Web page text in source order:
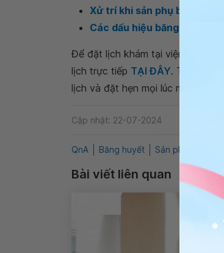
Xử trí khi sản phụ bị băng
Các dấu hiệu băng huyết
Để đặt lịch khám tại viện, Quý
lịch trực tiếp TẠI ĐÂY. Tải và
lịch và đặt hẹn mọi lúc mọi nơi
Cập nhật: 22-07-2024
QnA Băng huyết Sản phụ khoa và
Bài viết liên quan